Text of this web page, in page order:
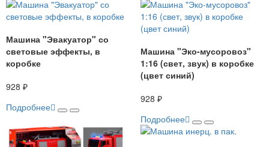
Машина "Эвакуатор" со
световые эффекты, в
коробке
928 ₽
Подробнее
Машина "Эко-мусоровоз"
1:16 (свет, звук) в коробке
(цвет синий)
928 ₽
Подробнее